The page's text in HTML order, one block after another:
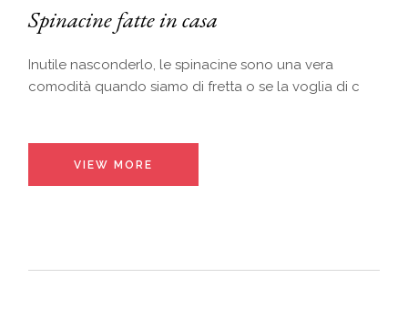
Spinacine fatte in casa
Inutile nasconderlo, le spinacine sono una vera
comodità quando siamo di fretta o se la voglia di c
VIEW MORE